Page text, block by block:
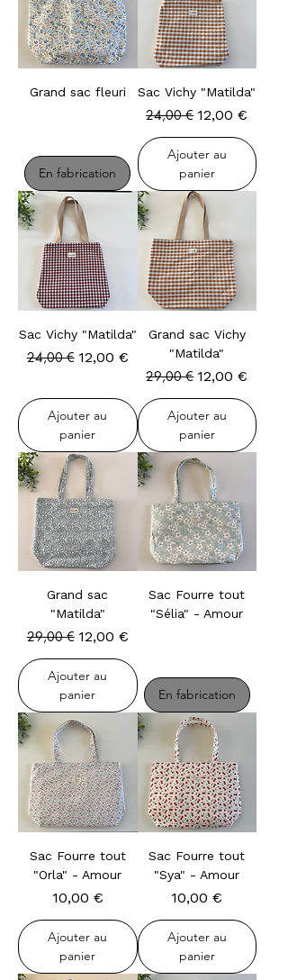
Grand sac fleuri
En fabrication
Sac Vichy "Matilda"
Prix original
24,00 € Prix
12,00 €
Ajouter au
panier
Sac Vichy "Matilda"
Prix original
24,00 € Prix promotionnel
12,00 €
Ajouter au
panier
Grand sac Vichy
"Matilda"
Prix original
29,00 € Prix
12,00 €
Ajouter au
panier
Grand sac
"Matilda"
Prix original
29,00 € Prix promotionnel
12,00 €
Ajouter au
panier
Sac Fourre tout
"Sélia" - Amour
En fabrication
Sac Fourre tout
"Orla" - Amour
Prix
10,00 €
Ajouter au
panier
Sac Fourre tout
"Sya" - Amour
Prix
10,00 €
Ajouter au
panier